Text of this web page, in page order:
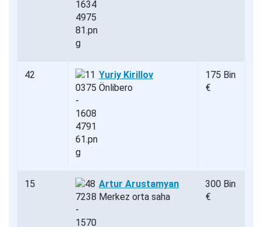
42
Yuriy Kirillov
Önlibero
175 Bin
€
15
Artur Arustamyan
Merkez orta saha
300 Bin
€